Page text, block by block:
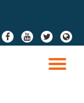
fa-
facebook
fa-
youtube
fa-
twitter
fa-
globe